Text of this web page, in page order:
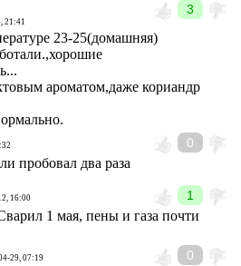
3
21:41
23-25(домашняя)
ароматом,даже кориандр
0
пробовал два раза
1
16:00
1 мая, пены и газа почти
0
29, 07:19